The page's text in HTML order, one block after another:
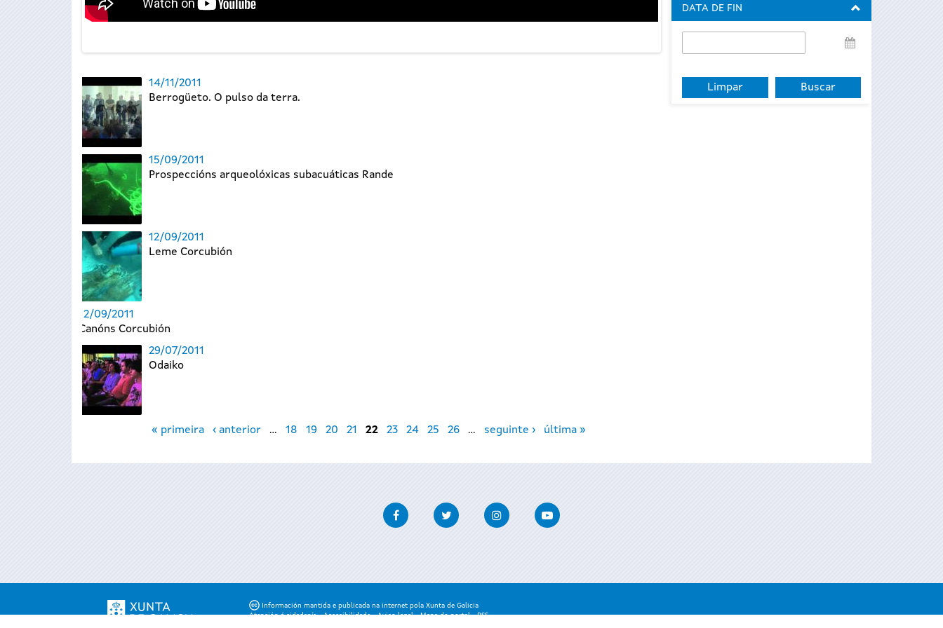
14/11/2011
Berrogüeto. O pulso da terra.
15/09/2011
Prospeccións arqueolóxicas subacuáticas Rande
12/09/2011
Leme Corcubión
12/09/2011
Canóns Corcubión
29/07/2011
Odaiko
« primeira ‹ anterior … 18 19 20 21 22 23 24 25 26 … seguinte › última »
DATA DE FIN
de
FacebookTwitter InstagramYoutube
Información mantida e publicada na internet pola Xunta de Galicia
Atención á cidadanía -Accesibilidade -Aviso legal -Mapa do portal -RSS